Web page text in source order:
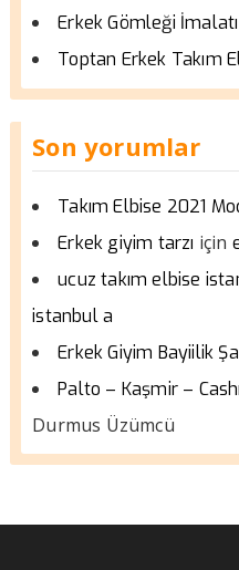
Erkek Gömleği
Toptan Erkek Takım
Son yorumlar
Takım Elbise 2021
Erkek giyim tarzı için
ucuz takım elbise
istanbul a
Erkek Giyim Bayiilik
Palto – Kaşmir –
Durmus Üzümcü